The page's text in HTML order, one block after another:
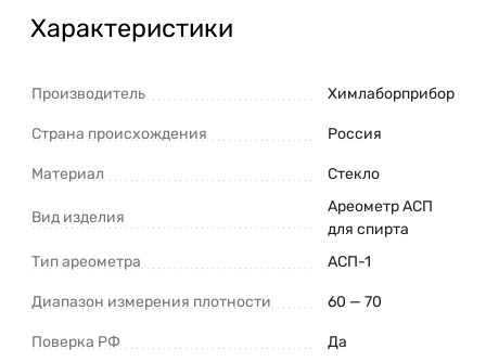
Характеристики
Производитель Химлаборприбор
Страна происхождения Россия
Материал Стекло
Вид изделия
Ареометр АСП
для спирта
Тип ареометра
АСП-1
Диапазон измерения плотности 60 — 70
Поверка РФ Да